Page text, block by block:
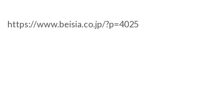
https://www.beisia.co.jp/?p=4025